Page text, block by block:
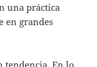
una práctica
en grandes